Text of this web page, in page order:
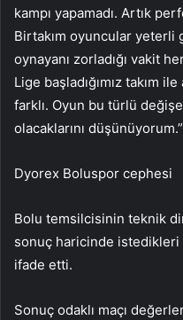
kampı yapamadı. Artık
Birtakım oyuncular yeterli
oynayanı zorladığı vakit
Lige başladığımız takım
farklı. Oyun bu türlü
olacaklarını düşünüyorum.”
Dyorex Boluspor cephesi
Bolu temsilcisinin teknik
sonuç haricinde istedikleri
ifade etti.
Sonuç odaklı maçı